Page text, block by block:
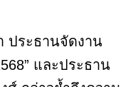
ระธานจัดงาน
และประธาน